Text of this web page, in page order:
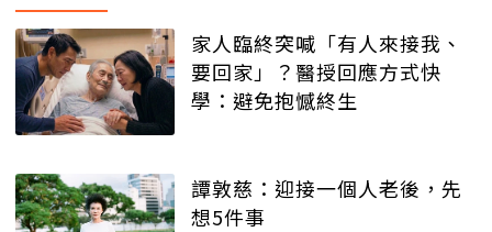
家人臨終突喊「有人來接我、
要回家」？醫授回應方式快
學：避免抱憾終生
譚敦慈：迎接一個人老後，先
想5件事